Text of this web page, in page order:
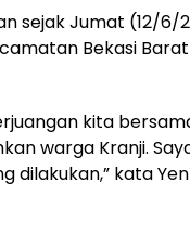
sejak Jumat (12/6/
Bekasi
kita
warga Kranji.
kata